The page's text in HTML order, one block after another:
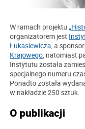
W ramach projektu
organizatorem jest
Łukasiewicza, a
Krajowego, natomiast
Instytutu została
specjalnego numeru
Ponadto została
w nakładzie 250 sztuk.
O publikacji